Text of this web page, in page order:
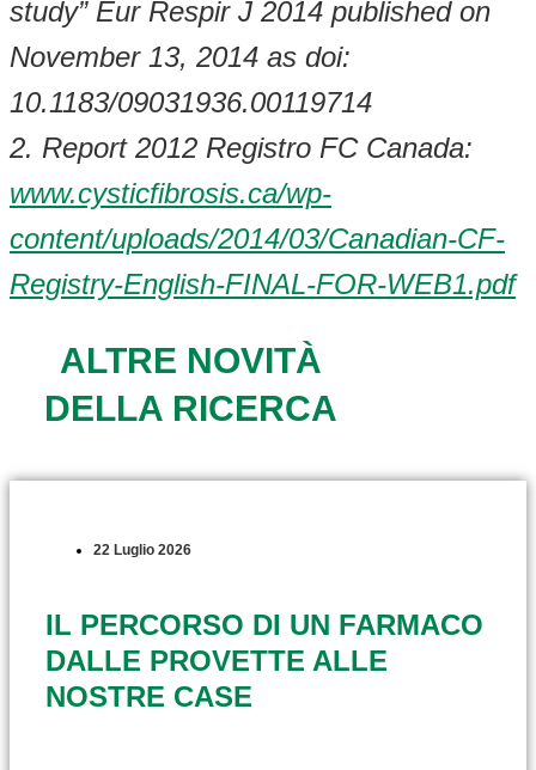
study” Eur Respir J 2014 published on
November 13, 2014 as doi:
10.1183/09031936.00119714
2. Report 2012 Registro FC Canada:
www.cysticfibrosis.ca/wp-
content/uploads/2014/03/Canadian-CF-
Registry-English-FINAL-FOR-WEB1.pdf
ALTRE NOVITÀ
DELLA RICERCA
22 Luglio 2026
IL PERCORSO DI UN FARMACO
DALLE PROVETTE ALLE
NOSTRE CASE